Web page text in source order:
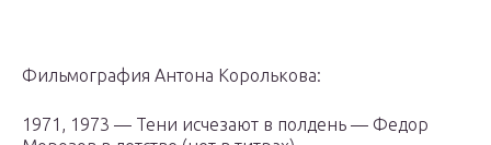
Фильмография Антона Королькова:
1971, 1973 — Тени исчезают в полдень — Федор